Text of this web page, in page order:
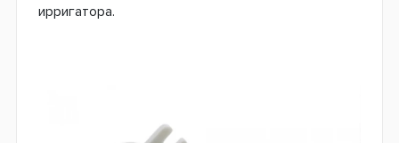
ирригатора.